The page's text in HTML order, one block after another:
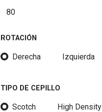
ROTACIÓN
Derecha Izquierda
TIPO DE CEPILLO
Scotch High Density